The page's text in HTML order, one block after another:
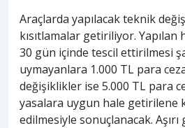
Araçlarda yapılacak teknik
kısıtlamalar getiriliyor.
30 gün içinde tescil ettirilmesi
uymayanlara 1.000 TL para
değişiklikler ise 5.000 TL para
yasalara uygun hale getirilene
edilmesiyle sonuçlanacak.